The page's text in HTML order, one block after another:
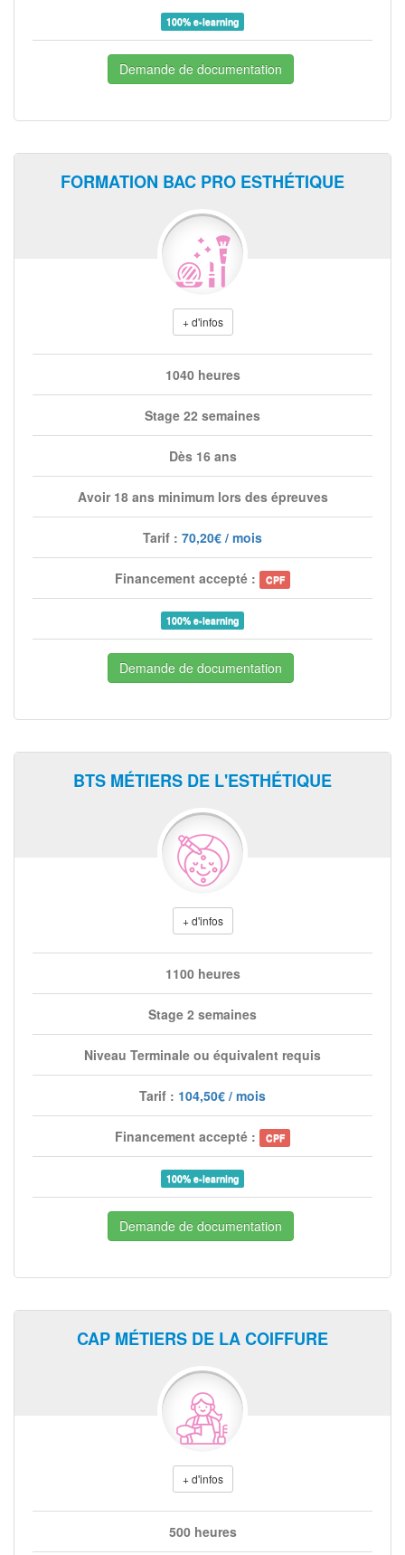
100% e-learning
Demande de documentation
FORMATION BAC PRO ESTHÉTIQUE
+ d'infos
1040 heures
Stage 22 semaines
Dès 16 ans
Avoir 18 ans minimum lors des épreuves
Tarif : 70,20€ / mois
Financement accepté : CPF
100% e-learning
Demande de documentation
BTS MÉTIERS DE L'ESTHÉTIQUE
+ d'infos
1100 heures
Stage 2 semaines
Niveau Terminale ou équivalent requis
Tarif : 104,50€ / mois
Financement accepté : CPF
100% e-learning
Demande de documentation
CAP MÉTIERS DE LA COIFFURE
+ d'infos
500 heures